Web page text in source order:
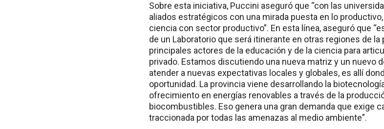
Sobre esta iniciativa, Puccini aseguró que “con las
aliados estratégicos con una mirada puesta en lo
ciencia con sector productivo”. En esta línea, aseguró que
de un Laboratorio que será itinerante en otras regiones de
principales actores de la educación y de la ciencia para
privado. Estamos discutiendo una nueva matriz y un nuevo
atender a nuevas expectativas locales y globales, es allí
oportunidad. La provincia viene desarrollando la
ofrecimiento en energías renovables a través de la
biocombustibles. Eso genera una gran demanda que exige
traccionada por todas las amenazas al medio ambiente”.